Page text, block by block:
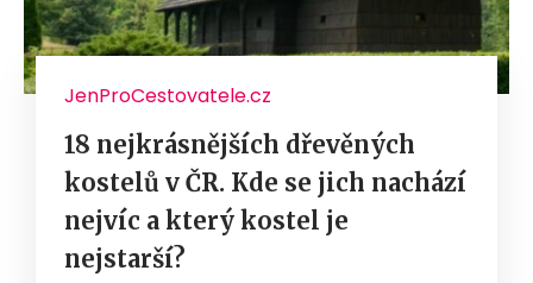
JenProCestovatele.cz
18 nejkrásnějších dřevěných
kostelů v ČR. Kde se jich nachází
nejvíc a který kostel je
nejstarší?